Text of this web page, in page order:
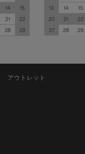
14
15
21
22
28
29
13
14 15
20
21 22
27
28 29
アウトレット